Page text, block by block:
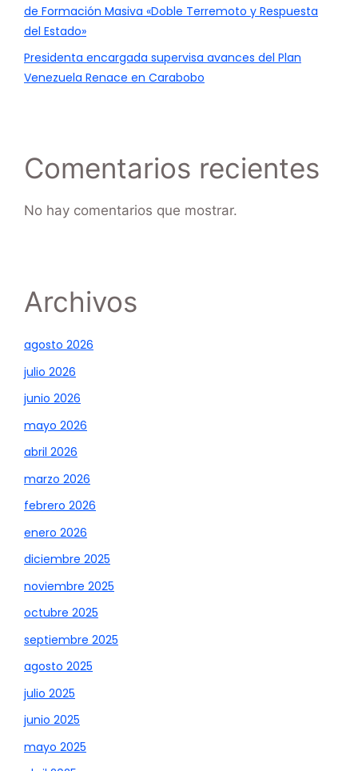
de Formación Masiva «Doble Terremoto y Respuesta
del Estado»
Presidenta encargada supervisa avances del Plan
Venezuela Renace en Carabobo
Comentarios recientes
No hay comentarios que mostrar.
Archivos
agosto 2026
julio 2026
junio 2026
mayo 2026
abril 2026
marzo 2026
febrero 2026
enero 2026
diciembre 2025
noviembre 2025
octubre 2025
septiembre 2025
agosto 2025
julio 2025
junio 2025
mayo 2025